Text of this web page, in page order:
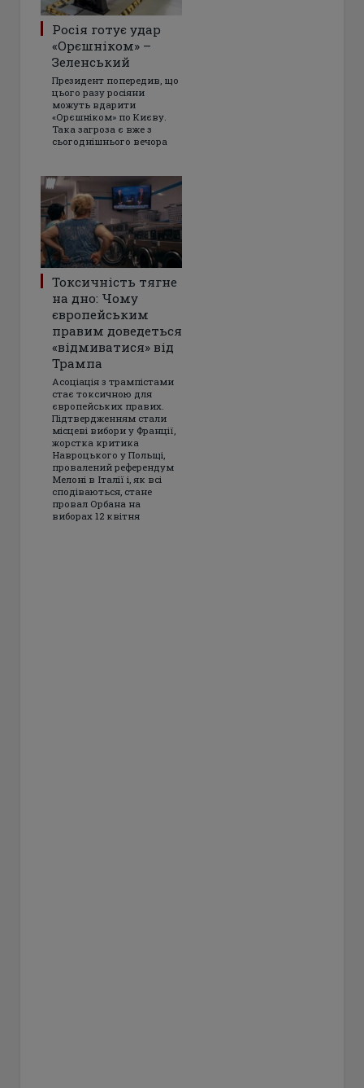
Росія готує удар
«Орєшніком» –
Зеленський
Президент попередив, що
цього разу росіяни
можуть вдарити
«Орєшніком» по Києву.
Така загроза є вже з
сьогоднішнього вечора
Токсичність тягне
на дно: Чому
європейським
правим доведеться
«відмиватися» від
Трампа
Асоціація з трампістами
стає токсичною для
європейських правих.
Підтвердженням стали
місцеві вибори у Франції,
жорстка критика
Навроцького у Польщі,
провалений референдум
Мелоні в Італії і, як всі
сподіваються, стане
провал Орбана на
виборах 12 квітня